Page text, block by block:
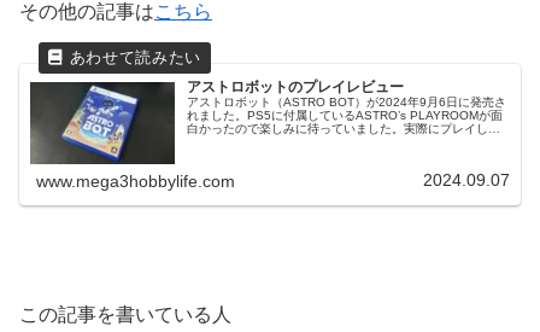
その他の記事はこちら
アストロボットのプレイレビュー
アストロボット（ASTRO BOT）が2024年9月6日に発売さ
れました。PS5に付属しているASTRO’s PLAYROOMが面
白かったので楽しみに待っていました。実際にプレイして
www.mega3hobbylife.com 2024.09.07
この記事を書いている人